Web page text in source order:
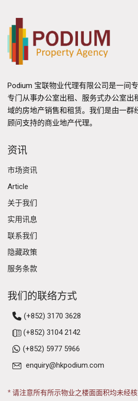
Podium 宝联物业代理有限公司是一间
专门从事办公室出租、服务式办公室出
域的房地产销售和租赁。我们是由一群
顾问支持的商业地产代理。
资讯
市场资讯
Article
关于我们
实用讯息
联系我们
隐藏政策
服务条款
我们的联络方式
(+852) 3170 3628
(+852) 3104 2142
(+852) 5977 5966
enquiry@hkpodium.com
* 请注意所有所示物业之楼面面积均未经